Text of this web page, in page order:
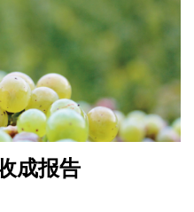
成报告